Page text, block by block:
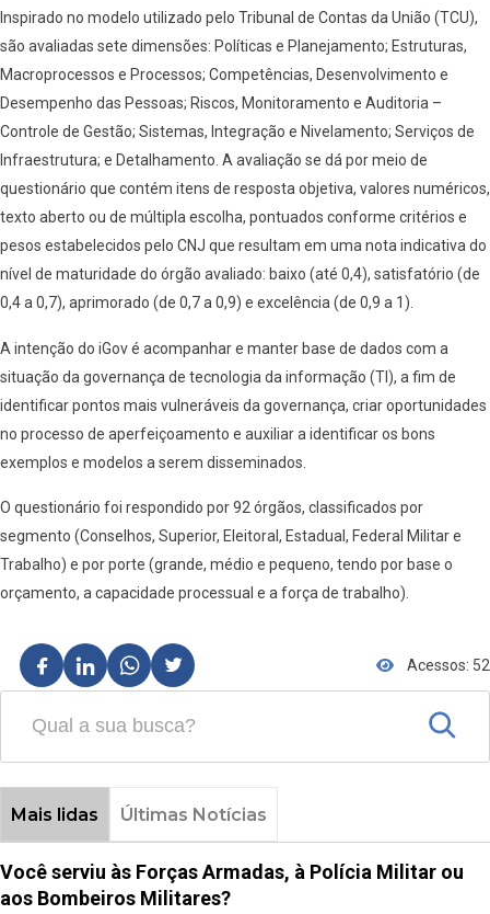
Inspirado no modelo utilizado pelo Tribunal de Contas da União (TCU),
são avaliadas sete dimensões: Políticas e Planejamento; Estruturas,
Macroprocessos e Processos; Competências, Desenvolvimento e
Desempenho das Pessoas; Riscos, Monitoramento e Auditoria –
Controle de Gestão; Sistemas, Integração e Nivelamento; Serviços de
Infraestrutura; e Detalhamento. A avaliação se dá por meio de
questionário que contém itens de resposta objetiva, valores numéricos,
texto aberto ou de múltipla escolha, pontuados conforme critérios e
pesos estabelecidos pelo CNJ que resultam em uma nota indicativa do
nível de maturidade do órgão avaliado: baixo (até 0,4), satisfatório (de
0,4 a 0,7), aprimorado (de 0,7 a 0,9) e excelência (de 0,9 a 1).
A intenção do iGov é acompanhar e manter base de dados com a
situação da governança de tecnologia da informação (TI), a fim de
identificar pontos mais vulneráveis da governança, criar oportunidades
no processo de aperfeiçoamento e auxiliar a identificar os bons
exemplos e modelos a serem disseminados.
O questionário foi respondido por 92 órgãos, classificados por
segmento (Conselhos, Superior, Eleitoral, Estadual, Federal Militar e
Trabalho) e por porte (grande, médio e pequeno, tendo por base o
orçamento, a capacidade processual e a força de trabalho).
Acessos: 52
Mais lidas Últimas Notícias
Você serviu às Forças Armadas, à Polícia Militar ou
aos Bombeiros Militares?